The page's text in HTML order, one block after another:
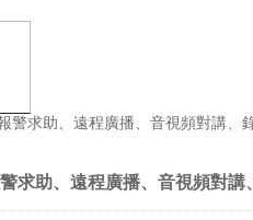
警求助、遠程廣播、音視頻對講、
求助、遠程廣播、音視頻對